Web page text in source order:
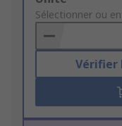
to
Basket
Sélectionner ou
Vérifier